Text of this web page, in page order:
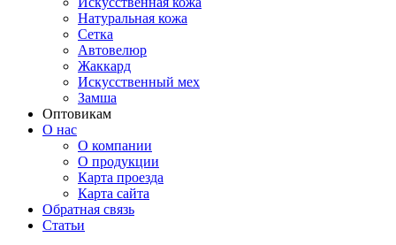
Натуральная кожа
Сетка
Автовелюр
Жаккард
Искусственный мех
Замша
Оптовикам
О нас
О компании
О продукции
Карта проезда
Карта сайта
Обратная связь
Статьи